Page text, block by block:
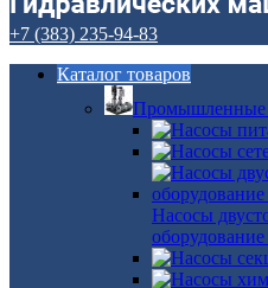
+7 (383) 235-94-83
Каталог товаров
Промышленные
Насосы